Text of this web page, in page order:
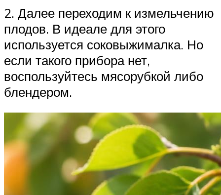
2. Далее переходим к измельчению
плодов. В идеале для этого
используется соковыжималка. Но
если такого прибора нет,
воспользуйтесь мясорубкой либо
блендером.